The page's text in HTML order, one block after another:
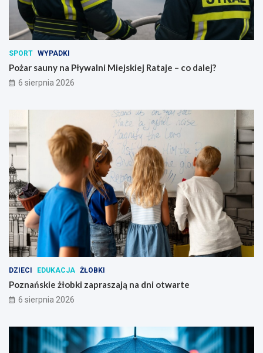
e
c
i
w
p
e
c
i
e
p
o
z
n
a
ń
s
k
m
l
e
j
?
SPORT WYPADKI
Pożar sauny na Pływalni Miejskiej Rataje – co dalej?
6 sierpnia 2026
DZIECI EDUKACJA ŻŁOBKI
Poznańskie żłobki zapraszają na dni otwarte
6 sierpnia 2026